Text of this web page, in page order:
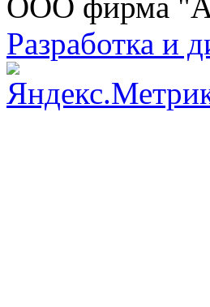
ООО фирма
Разработка и